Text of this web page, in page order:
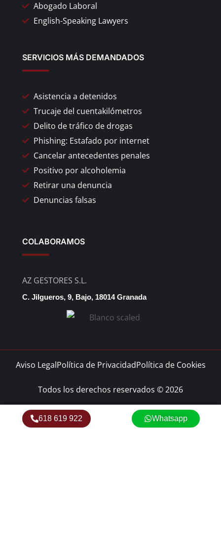
Abogado Laboral
English-Speaking Lawyers
SERVICIOS MÁS DEMANDADOS
Asistencia a detenidos
Trucaje del cuentakilómetros
Delito de tráfico de drogas
Phishing: Estafado por internet
Cancelar antecedentes penales
Positivo por alcoholemia
Retirar una denuncia
Denuncias falsas
COLABORAMOS
AZ GESTORES S.L.
C. Jilgueros, 9, Bajo, 18014 Granada
Aviso LegalPolítica de PrivacidadPolítica de Cookies
Todos los derechos reservados © 2026
618 619 922 Whatsapp